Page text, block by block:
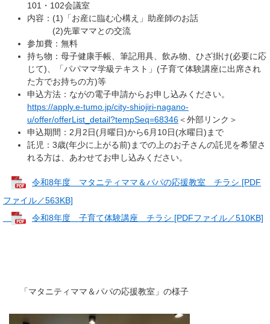
101・102会議室
内容：(1)「お産に臨む心構え」助産師のお話
(2)先輩ママとの交流
参加費：無料
持ち物：母子健康手帳、筆記用具、飲み物、ひざ掛け(必要に応
じて)、「パパママ学級テキスト」(子育て体験講座に出席され
た方でお持ちの方)等
申込方法：ながの電子申請からお申し込みください。
https://apply.e-tumo.jp/city-shiojiri-nagano-
u/offer/offerList_detail?tempSeq=68346＜外部リンク＞
申込期間：2月2日(月曜日)から6月10日(水曜日)まで
託児：3歳(年少に上がる前)までの上のお子さんの託児を希望さ
れる方は、あわせてお申し込みください。
令和8年度 マタニティママ＆パパの応援教室 チラシ [PDF
ファイル／563KB]
令和8年度 子育て体験講座 チラシ [PDFファイル／510KB]
「マタニティママ＆パパの応援教室」の様子